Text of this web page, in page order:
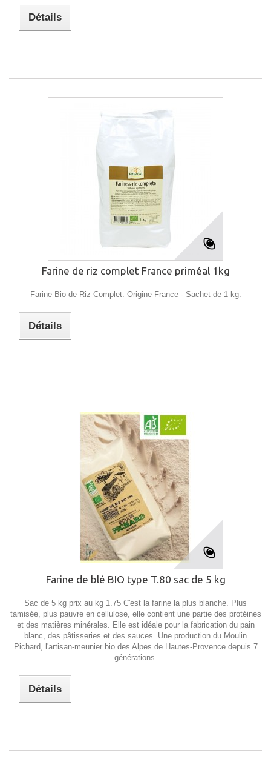
Détails
Farine de riz complet France priméal 1kg
Farine Bio de Riz Complet. Origine France - Sachet de 1 kg.
Détails
Farine de blé BIO type T.80 sac de 5 kg
Sac de 5 kg prix au kg 1.75 C'est la farine la plus blanche. Plus
tamisée, plus pauvre en cellulose, elle contient une partie des protéines
et des matières minérales. Elle est idéale pour la fabrication du pain
blanc, des pâtisseries et des sauces. Une production du Moulin
Pichard, l'artisan-meunier bio des Alpes de Hautes-Provence depuis 7
générations.
Détails